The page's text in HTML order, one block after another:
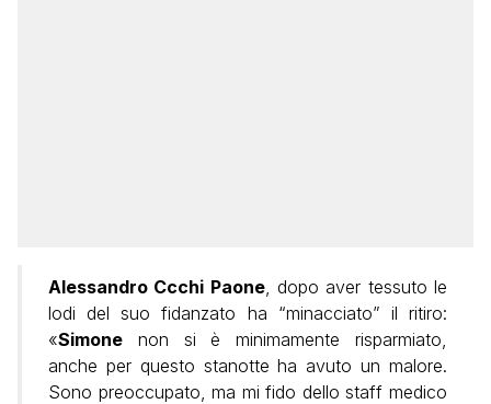
Alessandro Ccchi Paone, dopo aver tessuto le
lodi del suo fidanzato ha “minacciato” il ritiro:
«Simone non si è minimamente risparmiato,
anche per questo stanotte ha avuto un malore.
Sono preoccupato, ma mi fido dello staff medico